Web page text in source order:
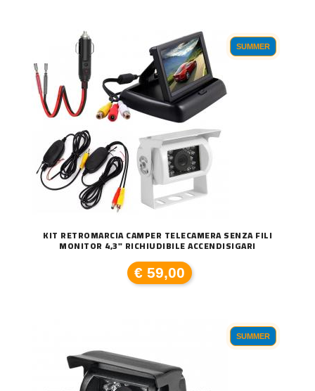
SUMMER
KIT RETROMARCIA CAMPER TELECAMERA SENZA FILI
MONITOR 4,3" RICHIUDIBILE ACCENDISIGARI
€ 59,00
SUMMER